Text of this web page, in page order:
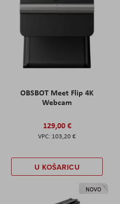
OBSBOT Meet Flip 4K
Webcam
129,00 €
103,20 €
U KOŠARICU
NOVO